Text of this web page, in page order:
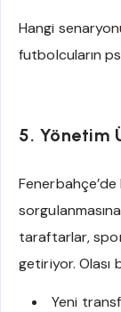
Hangi
futbolcuların
5. Yönetim
Fenerbahçe’de
taraftarlar,
getiriyor. Olası
Yeni